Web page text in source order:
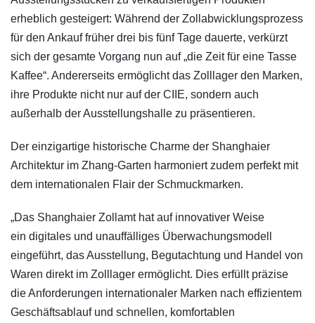
erheblich gesteigert: Während der Zollabwicklungsprozess
für den Ankauf früher drei bis fünf Tage dauerte, verkürzt
sich der gesamte Vorgang nun auf „die Zeit für eine Tasse
Kaffee“. Andererseits ermöglicht das Zolllager den Marken,
ihre Produkte nicht nur auf der CIIE, sondern auch
außerhalb der Ausstellungshalle zu präsentieren.
Der einzigartige historische Charme der Shanghaier
Architektur im Zhang-Garten harmoniert zudem perfekt mit
dem internationalen Flair der Schmuckmarken.
„Das Shanghaier Zollamt hat auf innovativer Weise
ein digitales und unauffälliges Überwachungsmodell
eingeführt, das Ausstellung, Begutachtung und Handel von
Waren direkt im Zolllager ermöglicht. Dies erfüllt präzise
die Anforderungen internationaler Marken nach effizientem
Geschäftsablauf und schnellen, komfortablen